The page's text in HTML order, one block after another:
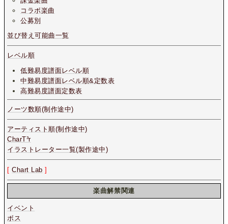
コラボ楽曲
公募別
並び替え可能曲一覧
レベル順
低難易度譜面レベル順
中難易度譜面レベル順&定数表
高難易度譜面定数表
ノーツ数順(制作途中)
アーティスト順(制作途中)
CharT³r
イラストレーター一覧(製作途中)
[Chart Lab ]
楽曲解禁関連
イベント
ボス